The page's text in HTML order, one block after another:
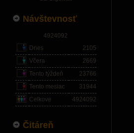
Návštevnosť
4924092
Dnes
2105
Včera
2669
Tento týždeň
23766
Tento mesiac
31944
Celkove
4924092
Čitáreň